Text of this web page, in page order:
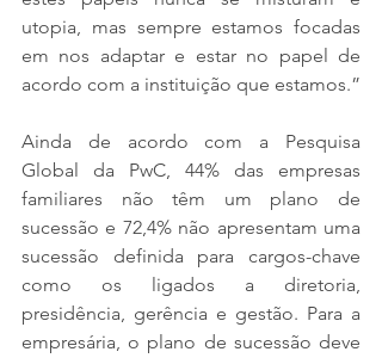
utopia, mas sempre estamos focadas
em nos adaptar e estar no papel de
acordo com a instituição que estamos.”
Ainda de acordo com a Pesquisa
Global da PwC, 44% das empresas
familiares não têm um plano de
sucessão e 72,4% não apresentam uma
sucessão definida para cargos-chave
como os ligados a diretoria,
presidência, gerência e gestão. Para a
empresária, o plano de sucessão deve